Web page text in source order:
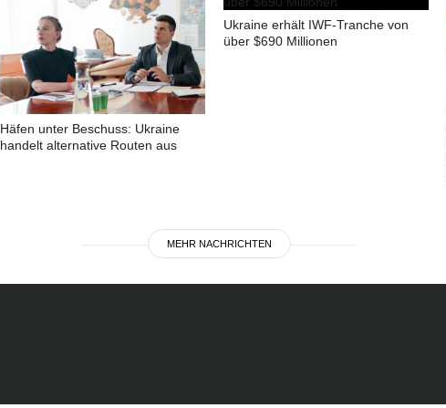
Häfen unter Beschuss: Ukraine
handelt alternative Routen aus
Ukraine erhält IWF-Tranche von
über $690 Millionen
MEHR NACHRICHTEN